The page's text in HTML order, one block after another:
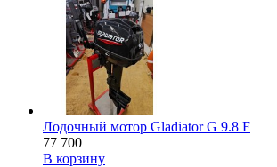
Лодочный мотор Gladiator G 9.8 F
77 700
В корзину